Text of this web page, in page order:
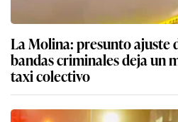
La Molina: presunto ajuste
bandas criminales deja un
taxi colectivo